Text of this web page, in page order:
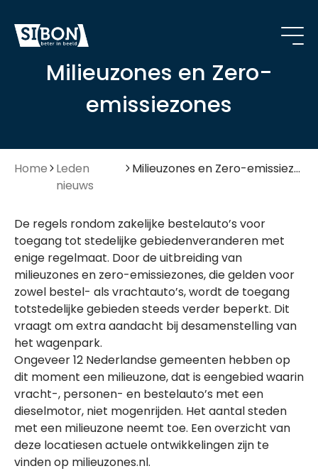
Milieuzones en Zero-
emissiezones
Home
Leden
nieuws
Milieuzones en Zero-emissiezones
De regels rondom zakelijke bestelauto’s voor
toegang tot stedelijke gebiedenveranderen met
enige regelmaat. Door de uitbreiding van
milieuzones en zero-emissiezones, die gelden voor
zowel bestel- als vrachtauto’s, wordt de toegang
totstedelijke gebieden steeds verder beperkt. Dit
vraagt om extra aandacht bij desamenstelling van
het wagenpark.
Ongeveer 12 Nederlandse gemeenten hebben op
dit moment een milieuzone, dat is eengebied waarin
vracht-, personen- en bestelauto’s met een
dieselmotor, niet mogenrijden. Het aantal steden
met een milieuzone neemt toe. Een overzicht van
deze locatiesen actuele ontwikkelingen zijn te
vinden op milieuzones.nl.